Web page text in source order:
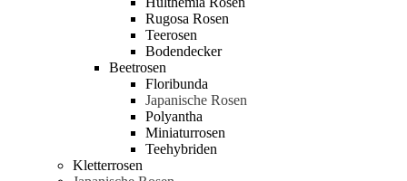
Rugosa Rosen
Teerosen
Bodendecker
Beetrosen
Floribunda
Japanische Rosen
Polyantha
Miniaturrosen
Teehybriden
Kletterrosen